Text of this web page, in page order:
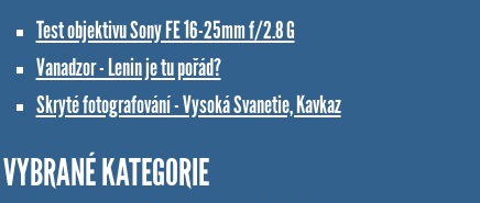
Test objektivu Sony FE 16-25mm f/2.8 G
Vanadzor - Lenin je tu pořád?
Skryté fotografování - Vysoká Svanetie, Kavkaz
VYBRANÉ KATEGORIE